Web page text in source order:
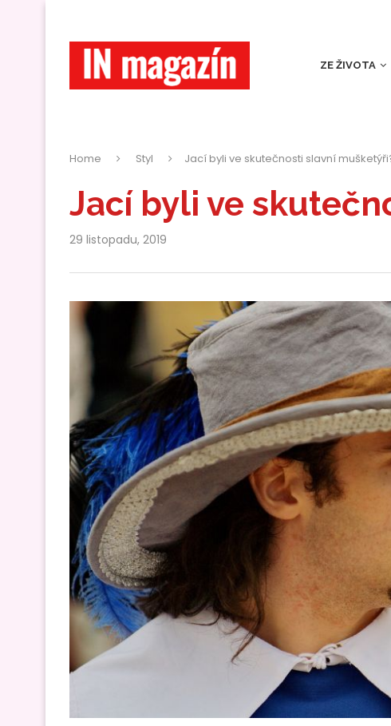
ZE ŽIVOTA
Home Styl Jací byli ve skutečnosti slavní
Jací byli ve
29 listopadu, 2019